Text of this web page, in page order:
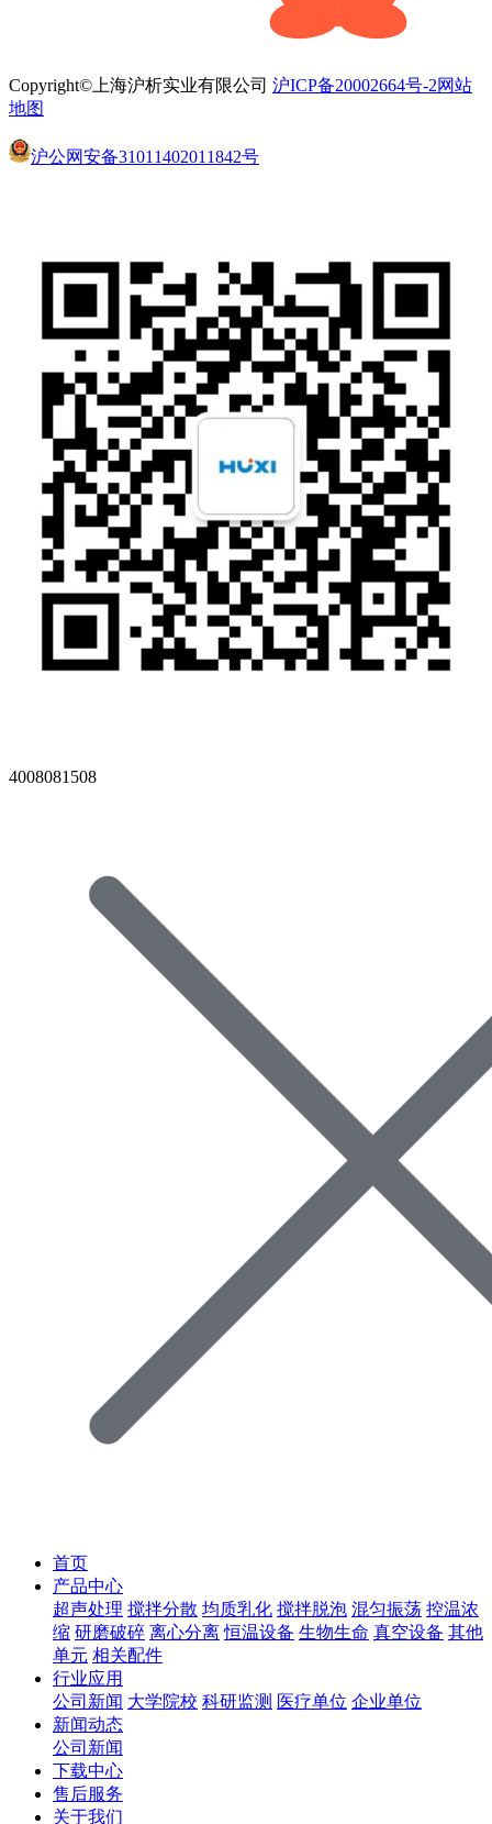
Copyright©上海沪析实业有限公司 沪ICP备20002664号-2网站
地图
沪公网安备31011402011842号
4008081508
首页
产品中心
超声处理 搅拌分散 均质乳化 搅拌脱泡 混匀振荡 控温浓
缩 研磨破碎 离心分离 恒温设备 生物生命 真空设备 其他
单元 相关配件
行业应用
公司新闻 大学院校 科研监测 医疗单位 企业单位
新闻动态
公司新闻
下载中心
售后服务
关于我们